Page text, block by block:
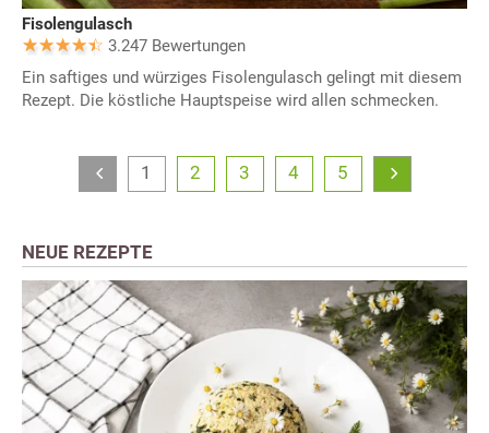
Fisolengulasch
3.247 Bewertungen
Ein saftiges und würziges Fisolengulasch gelingt mit diesem
Rezept. Die köstliche Hauptspeise wird allen schmecken.
1 2 3 4 5
NEUE REZEPTE